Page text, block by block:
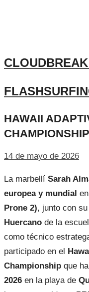
HAWAII
CHAMPIONSHIP
14 de mayo de 2026
La marbellí Sarah
europea y mundial
Prone 2), junto con
Huercano de la
como técnico
participado en el
Championship que
2026 en la playa de